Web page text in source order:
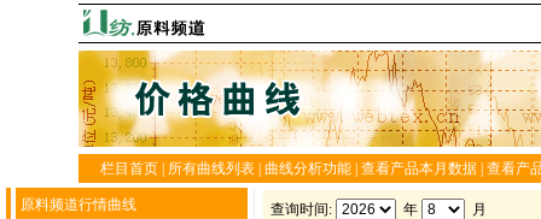
栏目首页 所有曲线列表 曲线分析功能 查看产品本月数据 查看产
原料频道行情曲线
查询时间: 年 月